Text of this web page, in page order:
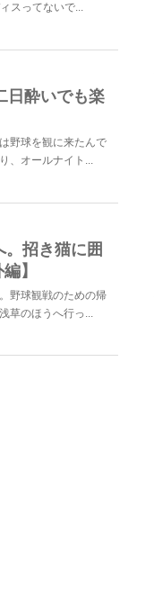
スってないで...
日酔いでも楽
野球を観に来たんで
、オールナイト...
。招き猫に囲
】
野球観戦のための帰
草のほうへ行っ...